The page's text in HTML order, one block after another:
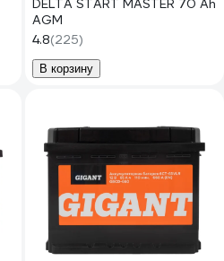
DELTA START MASTER 70 Ah
AGM
4.8(225)
В корзину